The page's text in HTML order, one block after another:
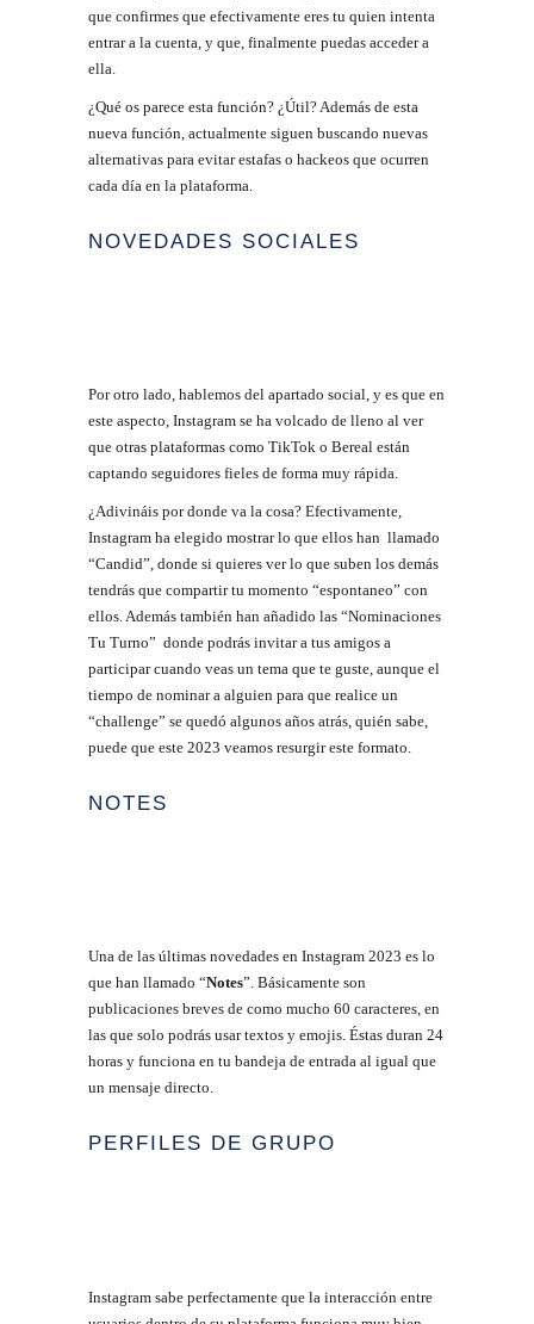
que confirmes que efectivamente eres tu quien intenta
entrar a la cuenta, y que, finalmente puedas acceder a
ella.
¿Qué os parece esta función? ¿Útil? Además de esta
nueva función, actualmente siguen buscando nuevas
alternativas para evitar estafas o hackeos que ocurren
cada día en la plataforma.
NOVEDADES SOCIALES
Por otro lado, hablemos del apartado social, y es que en
este aspecto, Instagram se ha volcado de lleno al ver
que otras plataformas como TikTok o Bereal están
captando seguidores fieles de forma muy rápida.
¿Adivináis por donde va la cosa? Efectivamente,
Instagram ha elegido mostrar lo que ellos han llamado
“Candid”, donde si quieres ver lo que suben los demás
tendrás que compartir tu momento “espontaneo” con
ellos. Además también han añadido las “Nominaciones
Tu Turno” donde podrás invitar a tus amigos a
participar cuando veas un tema que te guste, aunque el
tiempo de nominar a alguien para que realice un
“challenge” se quedó algunos años atrás, quién sabe,
puede que este 2023 veamos resurgir este formato.
NOTES
Una de las últimas novedades en Instagram 2023 es lo
que han llamado “Notes”. Básicamente son
publicaciones breves de como mucho 60 caracteres, en
las que solo podrás usar textos y emojis. Éstas duran 24
horas y funciona en tu bandeja de entrada al igual que
un mensaje directo.
PERFILES DE GRUPO
Instagram sabe perfectamente que la interacción entre